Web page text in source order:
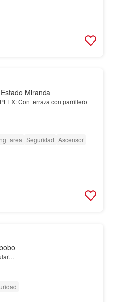
Miranda
Con terraza con parrillero
Seguridad Ascensor